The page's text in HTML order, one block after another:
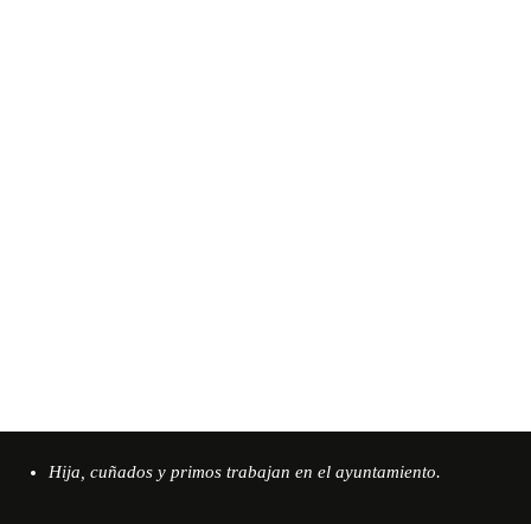
Hija, cuñados y primos trabajan en el ayuntamiento.